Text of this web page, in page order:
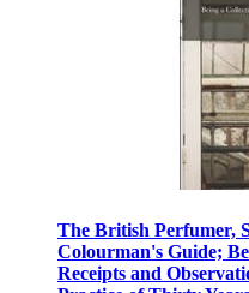
The British Perfumer,
Colourman's Guide;
Receipts and